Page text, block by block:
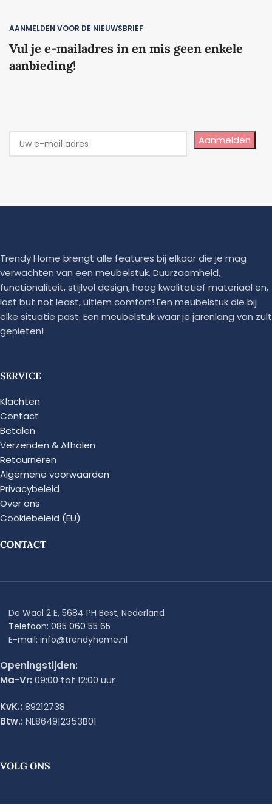
AANMELDEN VOOR DE NIEUWSBRIEF
Vul je e-mailadres in en mis geen enkele
aanbieding!
Aanmelden
Trendy Home brengt alle features bij elkaar die je mag
verwachten van een meubelstuk. Duurzaamheid,
functionaliteit, stijlvol design, hoog kwalitatief materiaal en,
last but not least, ultiem comfort! Een meubelstuk die bij
elke situatie past. Een meubelstuk waar je jarenlang van zult
genieten!
SERVICE
Klachten
Contact
Betalen
Verzenden & Afhalen
Retourneren
Algemene voorwaarden
Privacybeleid
Over ons
Cookiebeleid (EU)
CONTACT
De Waal 2 E, 5684 PH Best, Nederland
Telefoon: 085 060 55 65
E-mail: info@trendyhome.nl
Openingstijden:
Ma-Vr: 09:00 tot 12:00 uur
KvK.: 89212738
Btw.: NL864912353B01
VOLG ONS